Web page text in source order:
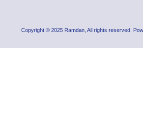
Copyright © 2025 Ramdan, All rights reserved.